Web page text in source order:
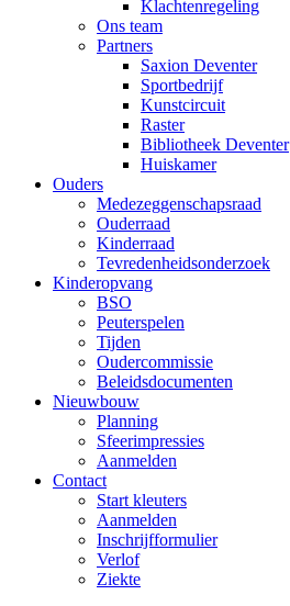
Klachtenregeling
Ons team
Partners
Saxion Deventer
Sportbedrijf
Kunstcircuit
Raster
Bibliotheek Deventer
Huiskamer
Ouders
Medezeggenschapsraad
Ouderraad
Kinderraad
Tevredenheidsonderzoek
Kinderopvang
BSO
Peuterspelen
Tijden
Oudercommissie
Beleidsdocumenten
Nieuwbouw
Planning
Sfeerimpressies
Aanmelden
Contact
Start kleuters
Aanmelden
Inschrijfformulier
Verlof
Ziekte